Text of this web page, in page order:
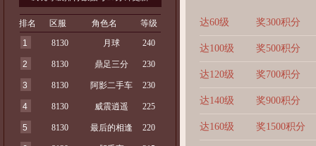
排名 区服 角色名
等级
1
8130 月球 240
2 8130 鼎足三分 230
3 8130 阿影二手车 230
4 8130 威震逍遥 225
5 8130 最后的相逢 220
达60级 奖300积分
达100级 奖500积分
达120级 奖700积分
达140级 奖900积分
达160级 奖1500积分